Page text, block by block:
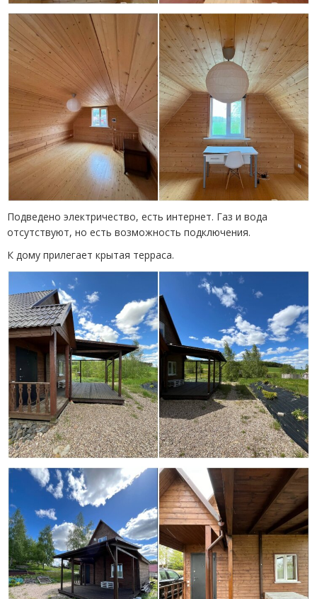
Подведено электричество, есть интернет. Газ и вода
отсутствуют, но есть возможность подключения.
К дому прилегает крытая терраса.